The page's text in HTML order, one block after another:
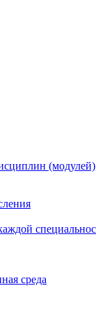
среда